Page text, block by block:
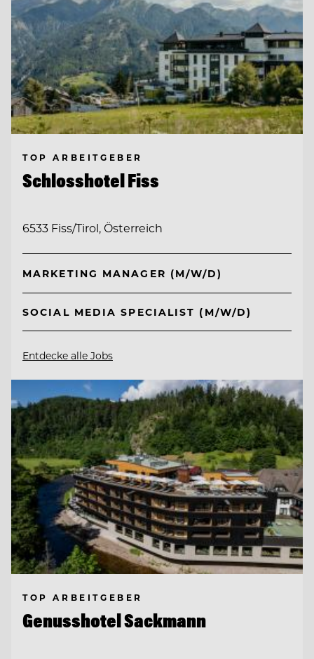
TOP ARBEITGEBER
Schlosshotel Fiss
6533 Fiss/Tirol, Österreich
MARKETING MANAGER (M/W/D)
SOCIAL MEDIA SPECIALIST (M/W/D)
Entdecke alle Jobs
TOP ARBEITGEBER
Genusshotel Sackmann